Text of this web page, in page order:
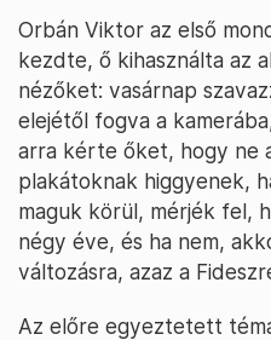
Orbán Viktor az első
kezdte, ő kihasználta az
nézőket: vasárnap
elejétől fogva a
arra kérte őket, hogy ne
plakátoknak higgyenek,
maguk körül, mérjék fel,
négy éve, és ha nem,
változásra, azaz a
Az előre egyeztetett